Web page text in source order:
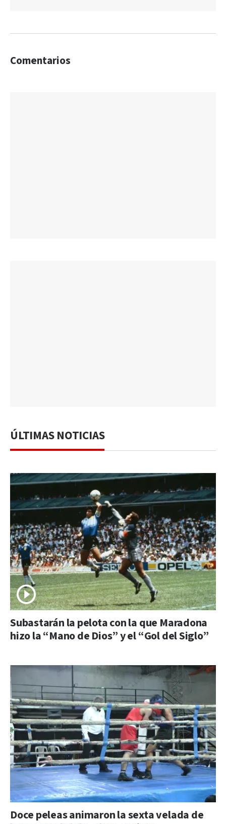
Comentarios
ÚLTIMAS NOTICIAS
Subastarán la pelota con la que Maradona
hizo la “Mano de Dios” y el “Gol del Siglo”
Doce peleas animaron la sexta velada de